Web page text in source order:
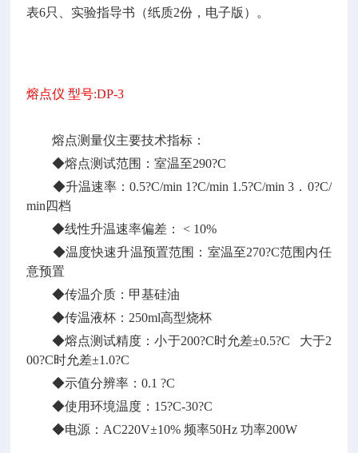
表6只、实验指导书（纸质2份，电子版）。
熔点仪 型号:DP-3
熔点测量仪主要技术指标：
◆熔点测试范围：室温至290?C
◆升温速率：0.5?C/min 1?C/min 1.5?C/min 3．0?C/
min四档
◆线性升温速率偏差： < 10%
◆温度快速升温预置范围：室温至270?C范围内任
意预置
◆传温介质：甲基硅油
◆传温液杯：250ml高型烧杯
◆熔点测试精度：小于200?C时允差±0.5?C 大于2
00?C时允差±1.0?C
◆示值分辨率：0.1 ?C
◆使用环境温度：15?C-30?C
◆电源：AC220V±10% 频率50Hz 功率200W